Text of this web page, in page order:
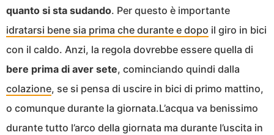
quanto si sta sudando. Per questo è importante
idratarsi bene sia prima che durante e dopo il giro in bici
con il caldo. Anzi, la regola dovrebbe essere quella di
bere prima di aver sete, cominciando quindi dalla
colazione, se si pensa di uscire in bici di primo mattino,
o comunque durante la giornata.L’acqua va benissimo
durante tutto l’arco della giornata ma durante l’uscita in